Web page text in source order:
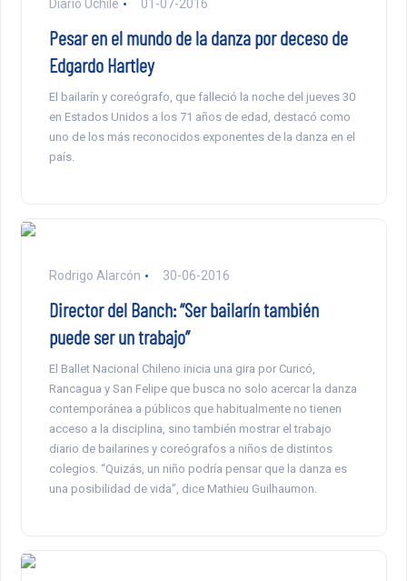
Diario Uchile 01-07-2016
Pesar en el mundo de la danza por deceso de
Edgardo Hartley
El bailarín y coreógrafo, que falleció la noche del jueves 30
en Estados Unidos a los 71 años de edad, destacó como
uno de los más reconocidos exponentes de la danza en el
país.
Rodrigo Alarcón 30-06-2016
Director del Banch: “Ser bailarín también
puede ser un trabajo”
El Ballet Nacional Chileno inicia una gira por Curicó,
Rancagua y San Felipe que busca no solo acercar la danza
contemporánea a públicos que habitualmente no tienen
acceso a la disciplina, sino también mostrar el trabajo
diario de bailarines y coreógrafos a niños de distintos
colegios. “Quizás, un niño podría pensar que la danza es
una posibilidad de vida”, dice Mathieu Guilhaumon.